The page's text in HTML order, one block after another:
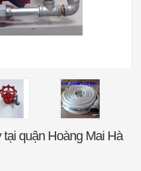
quận Hoàng Mai Hà